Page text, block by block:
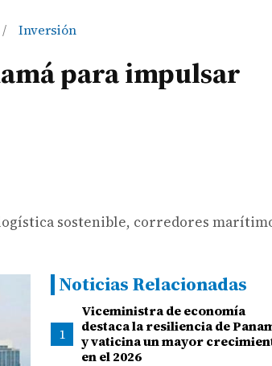
/ Inversión
para impulsar
sostenible, corredores
Noticias Relacionadas
1
Viceministra de economía
destaca la resiliencia de
y vaticina un mayor
en el 2026